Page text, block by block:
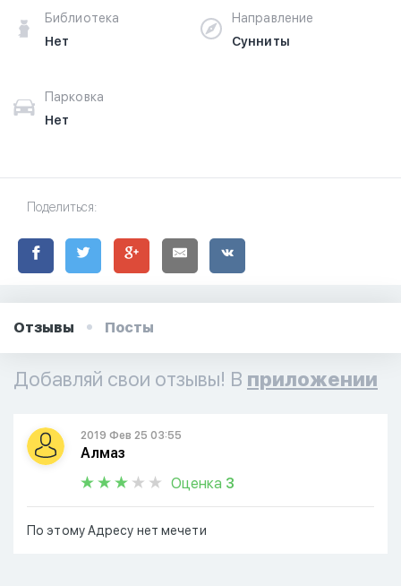
Библиотека
Нет
Направление
Сунниты
Парковка
Нет
Поделиться:
Отзывы Посты
Добавляй свои отзывы! В приложении
2019 Фев 25 03:55
Алмаз
Оценка 3
По этому Адресу нет мечети